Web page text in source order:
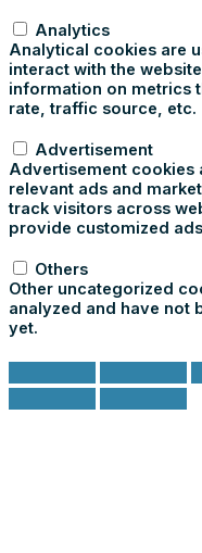
Analytics
Analytical cookies are
interact with the
information on metrics
rate, traffic source, etc.
Advertisement
Advertisement cookies
relevant ads and
track visitors across
provide customized
Others
Other uncategorized
analyzed and have not
yet.